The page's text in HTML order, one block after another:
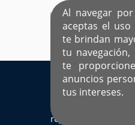
Al navegar
aceptas el uso
te brindan
tu
te
anuncios
tus intereses.
EL ÚNICO SITIO
Sí ya estás
registrado